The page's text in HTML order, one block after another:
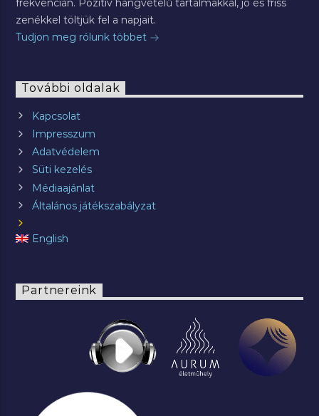
zenékkel töltjük fel a napjait.
Tudjon meg rólunk többet
További oldalak
Kapcsolat
Impresszum
Adatvédelem
Süti kezelés
Médiaajánlat
Általános játékszabályzat
English
Partnereink